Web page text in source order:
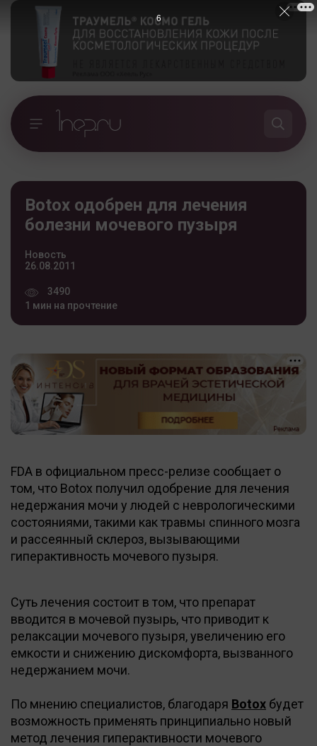
Botox одобрен для лечения
болезни мочевого пузыря
Новость
26.08.2011
3490
1 мин на прочтение
FDA в официальном пресс-релизе сообщает о
том, что Botox получил одобрение для лечения
недержания мочи у людей с неврологическими
состояниями, такими как травмы спинного мозга
и рассеянный склероз, вызывающими
гиперактивность мочевого пузыря.
Суть лечения состоит в том, что препарат
вводится в мочевой пузырь, что приводит к
релаксации мочевого пузыря, увеличению его
емкости и снижению дискомфорта, вызванного
недержанием мочи.
По мнению специалистов, благодаря Botox будет
возможность применять принципиально новый
метод лечения гиперактивности мочевого
5